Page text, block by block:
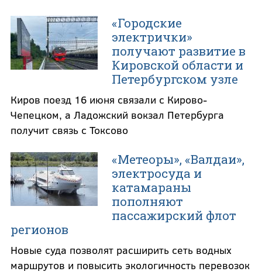
«Городские
электрички»
получают развитие в
Кировской области и
Петербургском узле
Киров поезд 16 июня связали с Кирово-
Чепецком, а Ладожский вокзал Петербурга
получит связь с Токсово
«Метеоры», «Валдаи»,
электросуда и
катамараны
пополняют
пассажирский флот
регионов
Новые суда позволят расширить сеть водных
маршрутов и повысить экологичность перевозок